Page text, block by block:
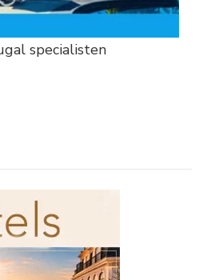
specialisten